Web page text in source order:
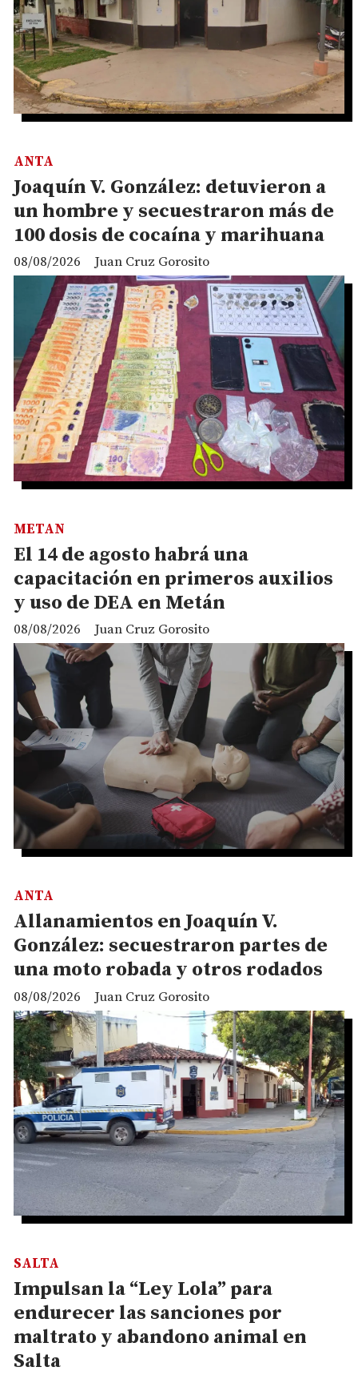
Joaquín V. González: detuvieron a
un hombre y secuestraron más de
100 dosis de cocaína y marihuana
Juan Cruz Gorosito
ANTA
08/08/2026
El 14 de agosto habrá una
capacitación en primeros auxilios
y uso de DEA en Metán
Juan Cruz Gorosito
METAN
08/08/2026
Allanamientos en Joaquín V.
González: secuestraron partes de
una moto robada y otros rodados
Juan Cruz Gorosito
ANTA
08/08/2026
Impulsan la “Ley Lola” para
endurecer las sanciones por
maltrato y abandono animal en
Salta
SALTA